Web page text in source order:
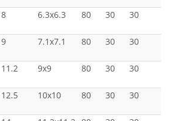
8 6.3x6.3 80 30 30
9 7.1x7.1 80 30 30
11.2 9x9 80 30 30
12.5 10x10 80 30 30